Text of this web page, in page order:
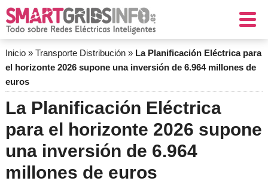
Inicio» Transporte Distribución» La Planificación Eléctrica para
el horizonte 2026 supone una inversión de 6.964 millones de
euros
La Planificación Eléctrica
para el horizonte 2026 supone
una inversión de 6.964
millones de euros